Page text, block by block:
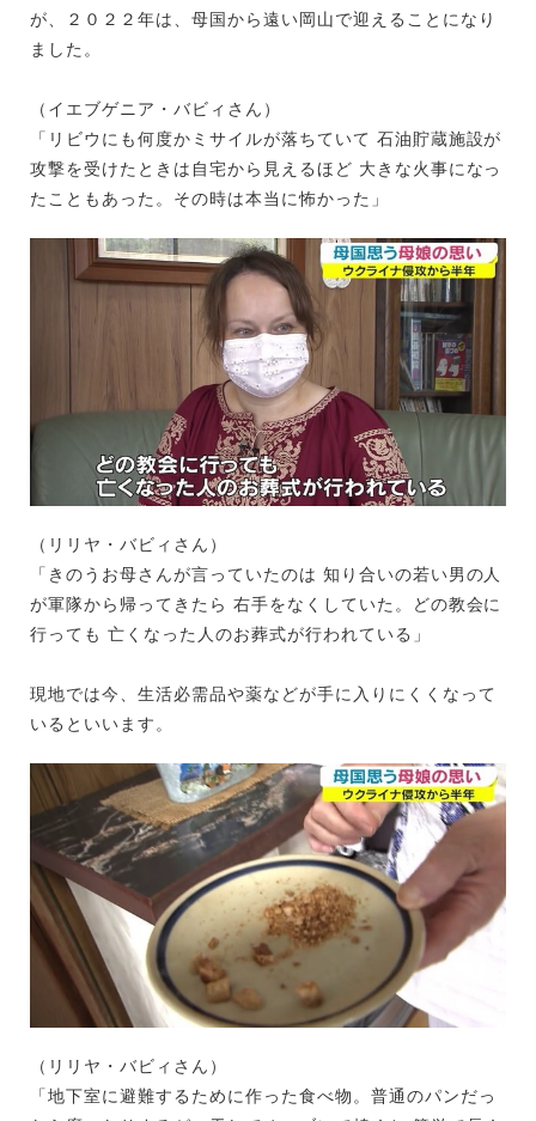
が、２０２２年は、母国から遠い岡山で迎えることになり
ました。
（イエブゲニア・バビィさん）
「リビウにも何度かミサイルが落ちていて 石油貯蔵施設が
攻撃を受けたときは自宅から見えるほど 大きな火事になっ
たこともあった。その時は本当に怖かった」
（リリヤ・バビィさん）
「きのうお母さんが言っていたのは 知り合いの若い男の人
が軍隊から帰ってきたら 右手をなくしていた。どの教会に
行っても 亡くなった人のお葬式が行われている」
現地では今、生活必需品や薬などが手に入りにくくなって
いるといいます。
（リリヤ・バビィさん）
「地下室に避難するために作った食べ物。普通のパンだっ